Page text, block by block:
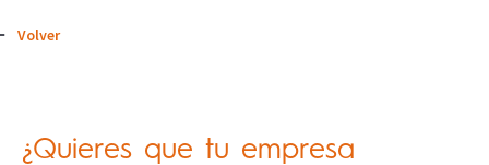
¿Quieres que tu empresa
Volver